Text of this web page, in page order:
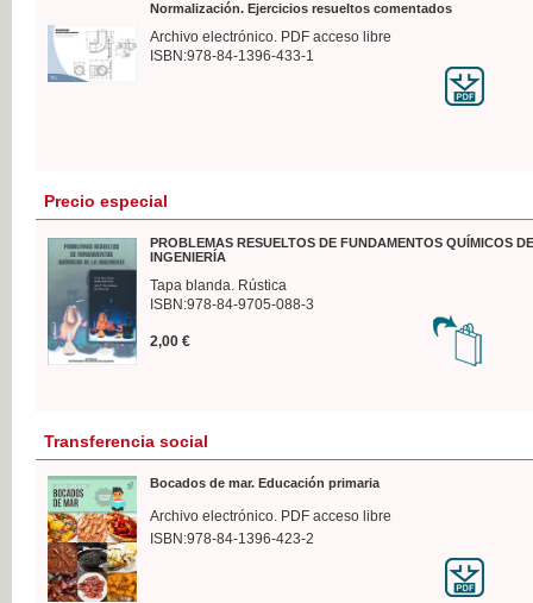
Normalización. Ejercicios resueltos comentados
Archivo electrónico. PDF acceso libre
ISBN:978-84-1396-433-1
Precio especial
PROBLEMAS RESUELTOS DE FUNDAMENTOS QUÍMICOS
INGENIERÍA
Tapa blanda. Rústica
ISBN:978-84-9705-088-3
2,00 €
Transferencia social
Bocados de mar. Educación primaria
Archivo electrónico. PDF acceso libre
ISBN:978-84-1396-423-2